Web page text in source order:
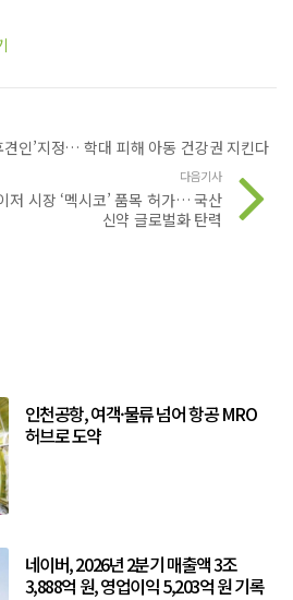
견인’지정… 학대 피해 아동 건강권 지킨다
다음기사
저 시장 ‘멕시코’ 품목 허가… 국산
신약 글로벌화 탄력
인천공항, 여객·물류 넘어 항공 MRO
허브로 도약
네이버, 2026년 2분기 매출액 3조
3,888억 원, 영업이익 5,203억 원 기록